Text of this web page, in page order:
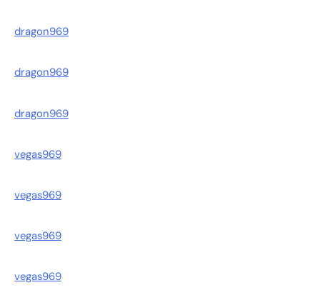
dragon969
dragon969
dragon969
vegas969
vegas969
vegas969
vegas969